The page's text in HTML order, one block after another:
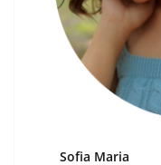
Sofia Maria